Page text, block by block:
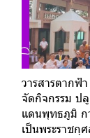
วารสารตากฟ้
จัดกิจกรรม ป
แดนพุทธภูมิ ก
เป็นพระราชกุ